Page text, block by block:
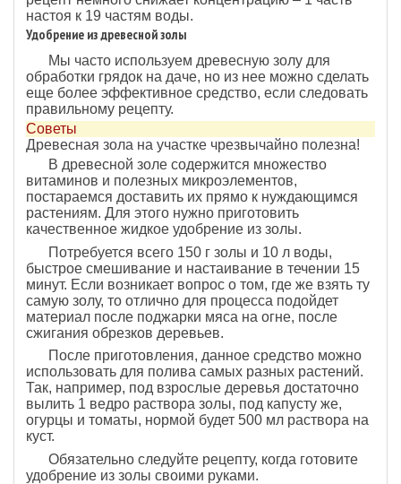
настоя к 19 частям воды.
Удобрение из древесной золы
Мы часто используем древесную золу для
обработки грядок на даче, но из нее можно сделать
еще более эффективное средство, если следовать
правильному рецепту.
Советы
Древесная зола на участке чрезвычайно полезна!
В древесной золе содержится множество
витаминов и полезных микроэлементов,
постараемся доставить их прямо к нуждающимся
растениям. Для этого нужно приготовить
качественное жидкое удобрение из золы.
Потребуется всего 150 г золы и 10 л воды,
быстрое смешивание и настаивание в течении 15
минут. Если возникает вопрос о том, где же взять ту
самую золу, то отлично для процесса подойдет
материал после поджарки мяса на огне, после
сжигания обрезков деревьев.
После приготовления, данное средство можно
использовать для полива самых разных растений.
Так, например, под взрослые деревья достаточно
вылить 1 ведро раствора золы, под капусту же,
огурцы и томаты, нормой будет 500 мл раствора на
куст.
Обязательно следуйте рецепту, когда готовите
удобрение из золы своими руками.